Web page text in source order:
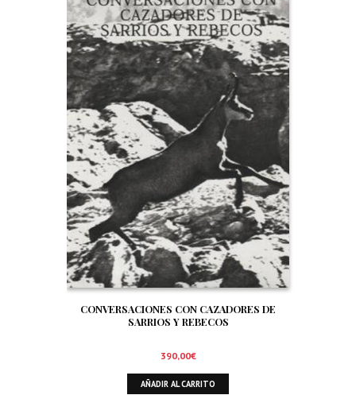
CONVERSACIONES CON CAZADORES DE
SARRIOS Y REBECOS
390,00€
AÑADIR AL CARRITO